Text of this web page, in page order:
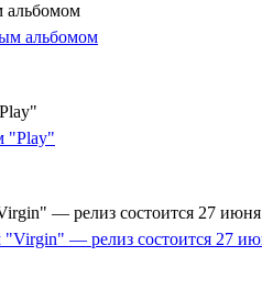
альбомом
— релиз состоится 27 июня